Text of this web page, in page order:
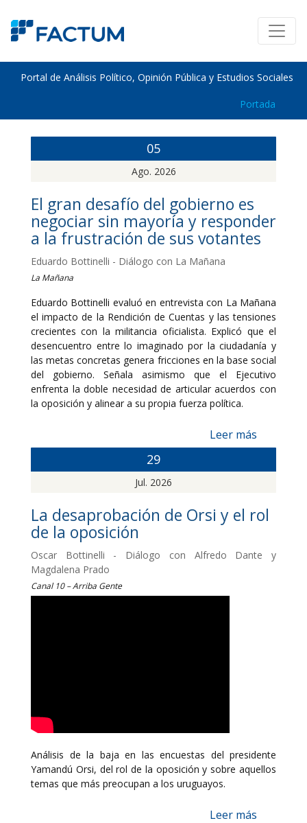
Portal de Análisis Político, Opinión Pública y Estudios Sociales
Portada
05
Ago. 2026
El gran desafío del gobierno es
negociar sin mayoría y responder
a la frustración de sus votantes
Eduardo Bottinelli - Diálogo con La Mañana
La Mañana
Eduardo Bottinelli evaluó en entrevista con La Mañana
el impacto de la Rendición de Cuentas y las tensiones
crecientes con la militancia oficialista. Explicó que el
desencuentro entre lo imaginado por la ciudadanía y
las metas concretas genera fricciones en la base social
del gobierno. Señala asimismo que el Ejecutivo
enfrenta la doble necesidad de articular acuerdos con
la oposición y alinear a su propia fuerza política.
Leer más
29
Jul. 2026
La desaprobación de Orsi y el rol
de la oposición
Oscar Bottinelli - Diálogo con Alfredo Dante y
Magdalena Prado
Canal 10 – Arriba Gente
Análisis de la baja en las encuestas del presidente
Yamandú Orsi, del rol de la oposición y sobre aquellos
temas que más preocupan a los uruguayos.
Leer más